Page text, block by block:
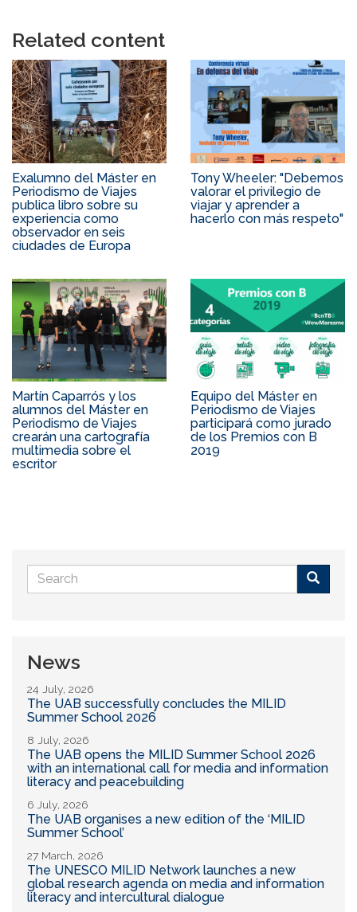
Related content
Exalumno del Máster en
Periodismo de Viajes
publica libro sobre su
experiencia como
observador en seis
ciudades de Europa
Tony Wheeler: "Debemos
valorar el privilegio de
viajar y aprender a
hacerlo con más respeto"
Martín Caparrós y los
alumnos del Máster en
Periodismo de Viajes
crearán una cartografía
multimedia sobre el
escritor
Equipo del Máster en
Periodismo de Viajes
participará como jurado
de los Premios con B
2019
Search
form
News
24 July, 2026
The UAB successfully concludes the MILID
Summer School 2026
8 July, 2026
The UAB opens the MILID Summer School 2026
with an international call for media and information
literacy and peacebuilding
6 July, 2026
The UAB organises a new edition of the ‘MILID
Summer School’
27 March, 2026
The UNESCO MILID Network launches a new
global research agenda on media and information
literacy and intercultural dialogue